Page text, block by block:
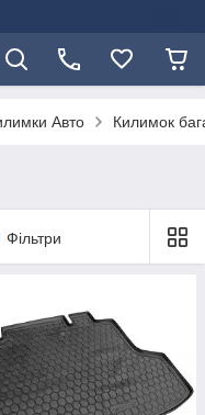
Авто Килимок
Фільтри